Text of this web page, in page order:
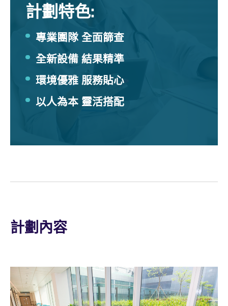
計劃特色:
專業團隊 全面篩查
全新設備 結果精準
環境優雅 服務貼心
以人為本 靈活搭配
計劃內容